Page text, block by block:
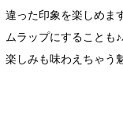
違った印象を楽しめま
ムラップにすることも
楽しみも味わえちゃう